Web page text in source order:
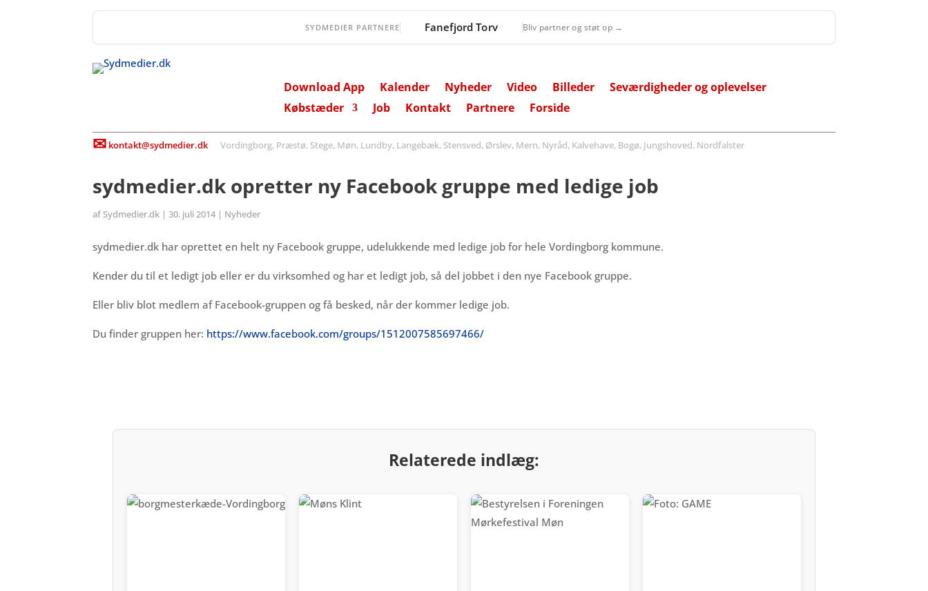
SYDMEDIER PARTNERE Fanefjord Torv Bliv partner og støt op →
Download App Kalender Nyheder Video Billeder
Seværdigheder og oplevelser
Købstæder
Job Kontakt Partnere Forside
✉ kontakt@sydmedier.dkVordingborg, Præstø, Stege, Møn, Lundby, Langebæk, Stensved, Ørslev, Mern, Nyråd, Kalvehave, Bogø, Jungshoved, Nordfalster
sydmedier.dk opretter ny Facebook gruppe med ledige job
af Sydmedier.dk |30. juli 2014 | Nyheder
sydmedier.dk har oprettet en helt ny Facebook gruppe, udelukkende med ledige job for hele Vordingborg kommune.
Kender du til et ledigt job eller er du virksomhed og har et ledigt job, så del jobbet i den nye Facebook gruppe.
Eller bliv blot medlem af Facebook-gruppen og få besked, når der kommer ledige job.
Du finder gruppen her: https://www.facebook.com/groups/1512007585697466/
Relaterede indlæg: